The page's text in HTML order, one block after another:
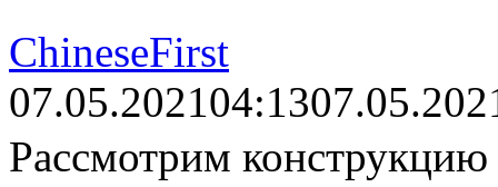
ChineseFirst
07.05.202104:13
Рассмотрим